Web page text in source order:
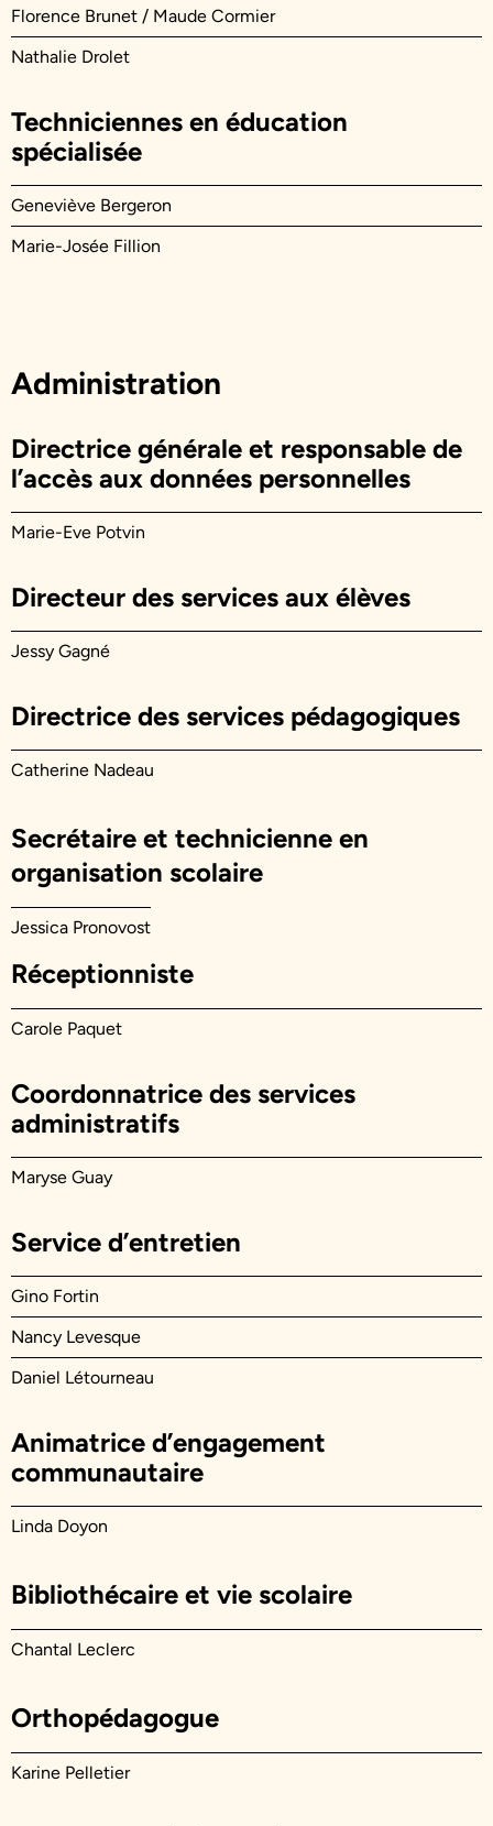
Florence Brunet / Maude Cormier
Nathalie Drolet
Techniciennes en éducation
spécialisée
Geneviève Bergeron
Marie-Josée Fillion
Administration
Directrice générale et responsable de
l’accès aux données personnelles
Marie-Eve Potvin
Directeur des services aux élèves
Jessy Gagné
Directrice des services pédagogiques
Catherine Nadeau
Secrétaire et technicienne en
organisation scolaire
Jessica Pronovost
Réceptionniste
Carole Paquet
Coordonnatrice des services
administratifs
Maryse Guay
Service d’entretien
Gino Fortin
Nancy Levesque
Daniel Létourneau
Animatrice d’engagement
communautaire
Linda Doyon
Bibliothécaire et vie scolaire
Chantal Leclerc
Orthopédagogue
Karine Pelletier